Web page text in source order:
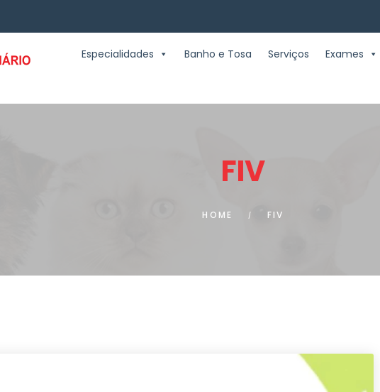
Especialidades Banho e Tosa Serviços Exames
FIV
HOME FIV